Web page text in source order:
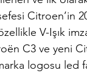
Citroen’in
V-Işık
C3 ve yeni
logosu led